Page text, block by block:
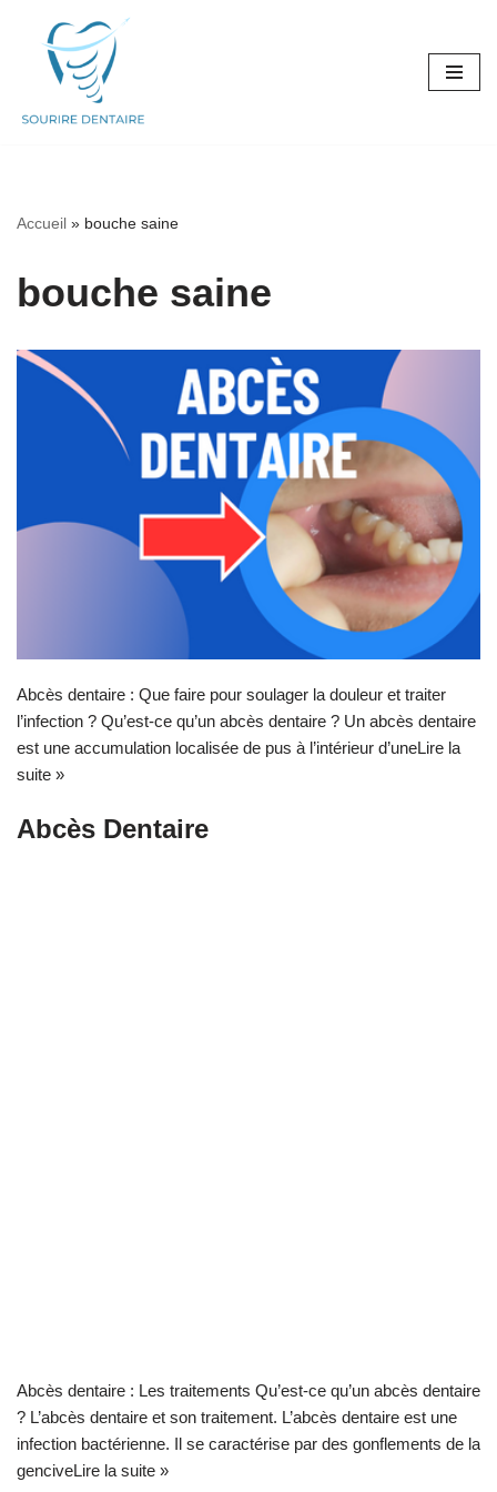
Aller
contenu
Accueil » bouche saine
bouche saine
Abcès dentaire : Que faire pour soulager la douleur et traiter
l’infection ? Qu’est-ce qu’un abcès dentaire ? Un abcès dentaire
est une accumulation localisée de pus à l’intérieur d’uneLire la
suite »
Abcès Dentaire
Abcès dentaire : Les traitements Qu’est-ce qu’un abcès dentaire
? L’abcès dentaire et son traitement. L’abcès dentaire est une
infection bactérienne. Il se caractérise par des gonflements de la
genciveLire la suite »